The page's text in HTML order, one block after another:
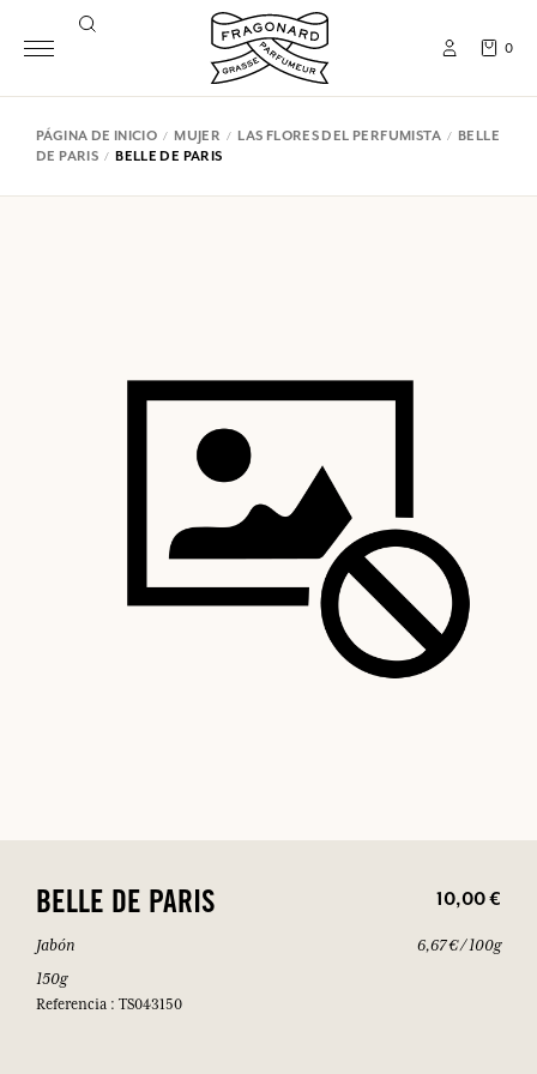
0
PÁGINA DE INICIO MUJER LAS FLORES DEL PERFUMISTA
BELLE
DE PARIS
BELLE DE PARIS
BELLE DE PARIS 10,00 €
Jabón
150g
Referencia : TS043150
6,67 € / 100g